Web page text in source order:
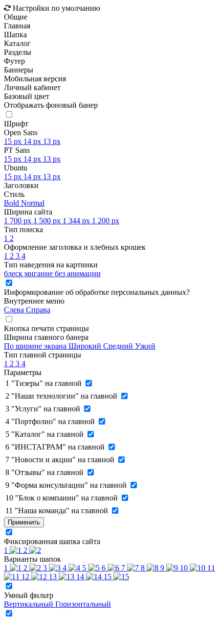
Настройки по умолчанию
Общие
Главная
Шапка
Каталог
Разделы
Футер
Баннеры
Мобильная версия
Личный кабинет
Базовый цвет
Отображать фоновый банер
Шрифт
Open Sans
15 px 14 px 13 px
PT Sans
15 px 14 px 13 px
Ubuntu
15 px 14 px 13 px
Заголовки
Стиль
Bold Normal
Ширина сайта
1 700 px 1 500 px 1 344 px 1 200 px
Тип поиска
1 2
Оформление заголовка и хлебных крошек
1 2 3 4
Тип наведения на картинки
блеск мигание без анимации
Информирование об обработке персональных данных?
Внутреннее меню
Слева Справа
Кнопка печати страницы
Ширина главного банера
По ширине экрана Широкий Средний Узкий
Тип главной страницы
1 2 3 4
Параметры
1 "Тизеры" на главной
2 "Наши технологии" на главной
3 "Услуги" на главной
4 "Портфолио" на главной
5 "Каталог" на главной
6 "ИНСТАГРАМ" на главной
7 "Новости и акции" на главной
8 "Отзывы" на главной
9 "Форма консультации" на главной
10 "Блок о компании" на главной
11 "Наша команда" на главной
Применить
Фиксированная шапка сайта
1
2
Варианты шапок
1
2 3 4 5 6 7 8 9 10
11
12
13 14 15
Умный фильтр
Вертикальный Горизонтальный